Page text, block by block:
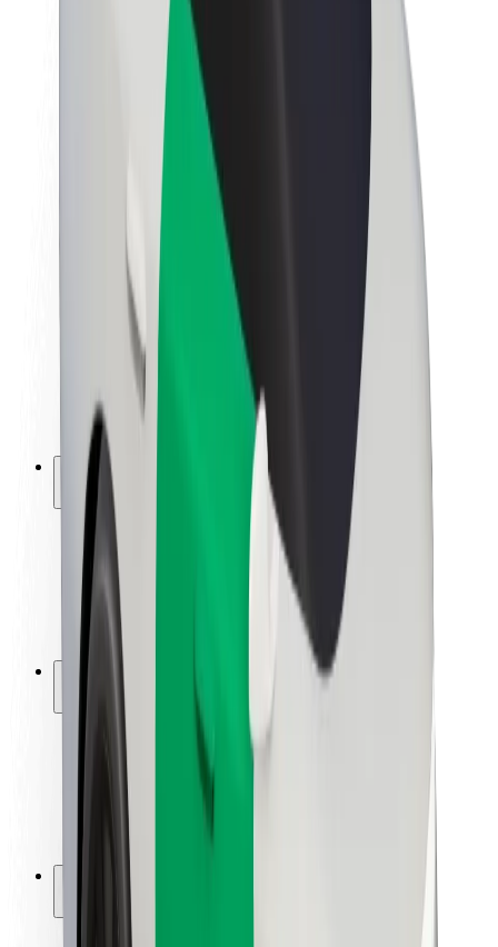
Trajnost pri Boltu
Projekt Zero
Novinarsko središče
Smernice blagovne znamke
Poslanstvo
Odnosi z vlagatelji
Vodstvo
Blagovna znamka
Mediji
Urban Fund
Varnost
Varnost potnikov
Varnost voznikov
Varnost skirojev
Varnostni kotiček
Mesta
Lokacije
Rešitve za mesto
Letališča
Bolt polnilne postaje
Za potnike